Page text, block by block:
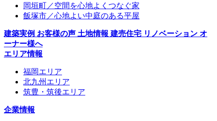
岡垣町／空間を心地よくつなぐ家
飯塚市／心地よい中庭のある平屋
建築実例 お客様の声 土地情報 建売住宅 リノベーション オ
ーナー様へ
エリア情報
福岡エリア
北九州エリア
筑豊・筑後エリア
企業情報